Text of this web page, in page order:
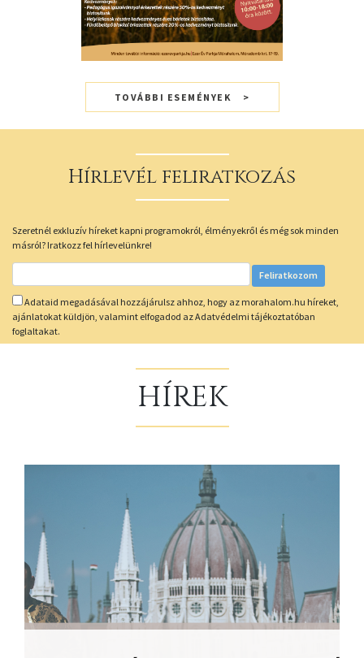
TOVÁBBI ESEMÉNYEK
Hírlevél feliratkozás
Szeretnél exkluzív híreket kapni programokról, élményekről és még sok minden
másról? Iratkozz fel hírlevelünkre!
Adataid megadásával hozzájárulsz ahhoz, hogy az morahalom.hu híreket,
ajánlatokat küldjön, valamint elfogadod az Adatvédelmi tájékoztatóban
foglaltakat.
HÍREK